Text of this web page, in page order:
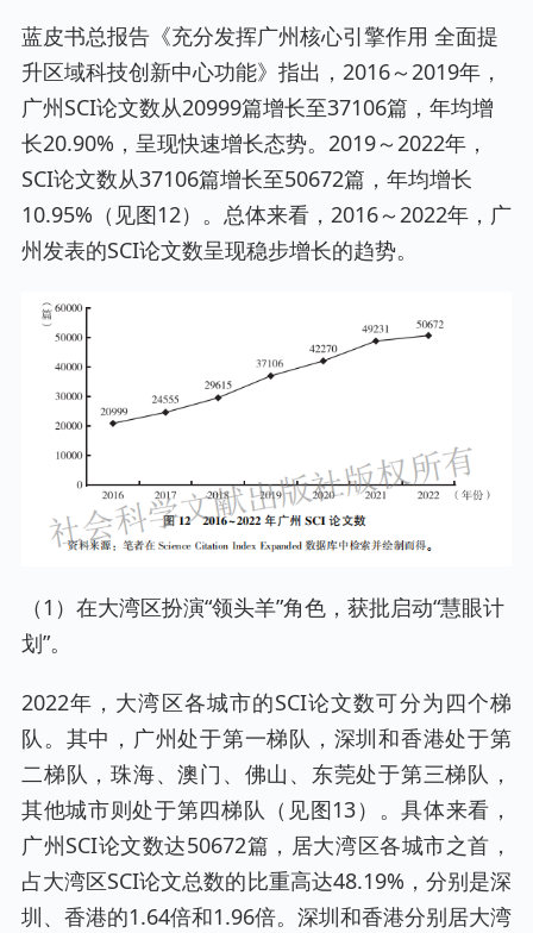
蓝皮书总报告《充分发挥广州核心引擎作用 全面提
升区域科技创新中心功能》指出，2016～2019年，
广州SCI论文数从20999篇增长至37106篇，年均增
长20.90%，呈现快速增长态势。2019～2022年，
SCI论文数从37106篇增长至50672篇，年均增长
10.95%（见图12）。总体来看，2016～2022年，广
州发表的SCI论文数呈现稳步增长的趋势。
（1）在大湾区扮演“领头羊”角色，获批启动“慧眼计
划”。
2022年，大湾区各城市的SCI论文数可分为四个梯
队。其中，广州处于第一梯队，深圳和香港处于第
二梯队，珠海、澳门、佛山、东莞处于第三梯队，
其他城市则处于第四梯队（见图13）。具体来看，
广州SCI论文数达50672篇，居大湾区各城市之首，
占大湾区SCI论文总数的比重高达48.19%，分别是深
圳、香港的1.64倍和1.96倍。深圳和香港分别居大湾